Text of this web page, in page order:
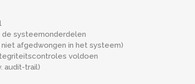
de systeemonderdelen
afgedwongen in het systeem)
voldoen
audit-trail)